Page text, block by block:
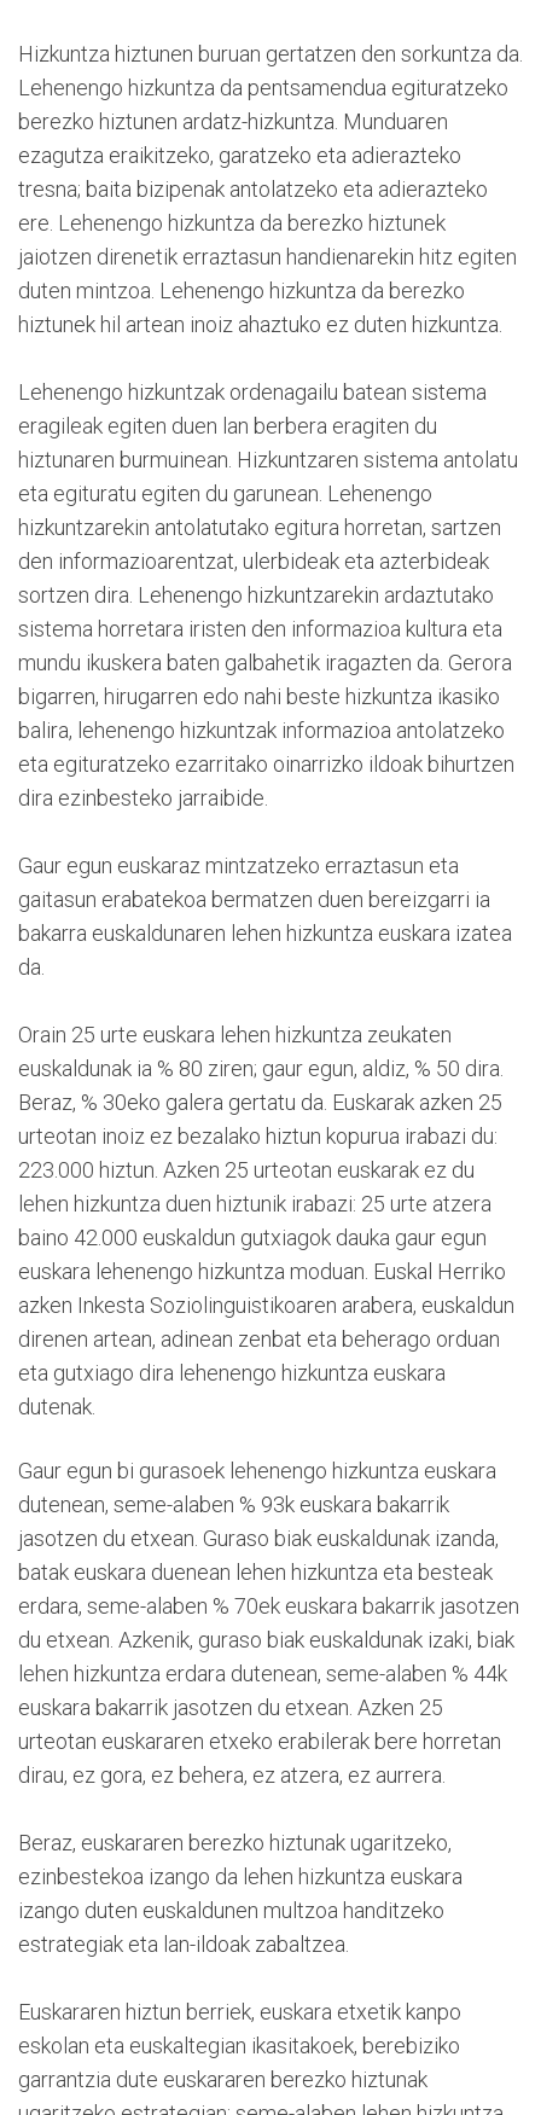
Hizkuntza hiztunen buruan gertatzen den sorkuntza da.
Lehenengo hizkuntza da pentsamendua egituratzeko
berezko hiztunen ardatz-hizkuntza. Munduaren
ezagutza eraikitzeko, garatzeko eta adierazteko
tresna; baita bizipenak antolatzeko eta adierazteko
ere. Lehenengo hizkuntza da berezko hiztunek
jaiotzen direnetik erraztasun handienarekin hitz egiten
duten mintzoa. Lehenengo hizkuntza da berezko
hiztunek hil artean inoiz ahaztuko ez duten hizkuntza.
Lehenengo hizkuntzak ordenagailu batean sistema
eragileak egiten duen lan berbera eragiten du
hiztunaren burmuinean. Hizkuntzaren sistema antolatu
eta egituratu egiten du garunean. Lehenengo
hizkuntzarekin antolatutako egitura horretan, sartzen
den informazioarentzat, ulerbideak eta azterbideak
sortzen dira. Lehenengo hizkuntzarekin ardaztutako
sistema horretara iristen den informazioa kultura eta
mundu ikuskera baten galbahetik iragazten da. Gerora
bigarren, hirugarren edo nahi beste hizkuntza ikasiko
balira, lehenengo hizkuntzak informazioa antolatzeko
eta egituratzeko ezarritako oinarrizko ildoak bihurtzen
dira ezinbesteko jarraibide.
Gaur egun euskaraz mintzatzeko erraztasun eta
gaitasun erabatekoa bermatzen duen bereizgarri ia
bakarra euskaldunaren lehen hizkuntza euskara izatea
da.
Orain 25 urte euskara lehen hizkuntza zeukaten
euskaldunak ia % 80 ziren; gaur egun, aldiz, % 50 dira.
Beraz, % 30eko galera gertatu da. Euskarak azken 25
urteotan inoiz ez bezalako hiztun kopurua irabazi du:
223.000 hiztun. Azken 25 urteotan euskarak ez du
lehen hizkuntza duen hiztunik irabazi: 25 urte atzera
baino 42.000 euskaldun gutxiagok dauka gaur egun
euskara lehenengo hizkuntza moduan. Euskal Herriko
azken Inkesta Soziolinguistikoaren arabera, euskaldun
direnen artean, adinean zenbat eta beherago orduan
eta gutxiago dira lehenengo hizkuntza euskara
dutenak.
Gaur egun bi gurasoek lehenengo hizkuntza euskara
dutenean, seme-alaben % 93k euskara bakarrik
jasotzen du etxean. Guraso biak euskaldunak izanda,
batak euskara duenean lehen hizkuntza eta besteak
erdara, seme-alaben % 70ek euskara bakarrik jasotzen
du etxean. Azkenik, guraso biak euskaldunak izaki, biak
lehen hizkuntza erdara dutenean, seme-alaben % 44k
euskara bakarrik jasotzen du etxean. Azken 25
urteotan euskararen etxeko erabilerak bere horretan
dirau, ez gora, ez behera, ez atzera, ez aurrera.
Beraz, euskararen berezko hiztunak ugaritzeko,
ezinbestekoa izango da lehen hizkuntza euskara
izango duten euskaldunen multzoa handitzeko
estrategiak eta lan-ildoak zabaltzea.
Euskararen hiztun berriek, euskara etxetik kanpo
eskolan eta euskaltegian ikasitakoek, berebiziko
garrantzia dute euskararen berezko hiztunak